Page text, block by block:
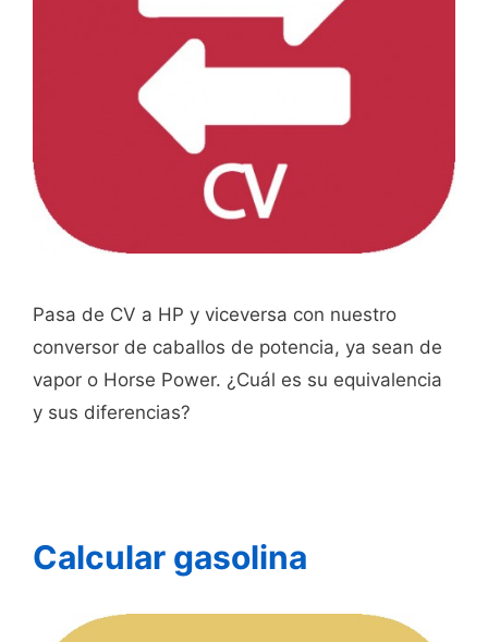
Pasa de CV a HP y viceversa con nuestro
conversor de caballos de potencia, ya sean de
vapor o Horse Power. ¿Cuál es su equivalencia
y sus diferencias?
Calcular gasolina